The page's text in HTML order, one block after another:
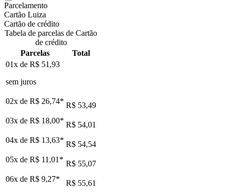
Parcelamento
Cartão Luiza
Cartão de crédito
Tabela de parcelas de Cartão
de crédito
Parcelas
Total
01x de R$ 51,93
sem juros
02x de R$ 26,74* R$ 53,49
03x de R$ 18,00* R$ 54,01
04x de R$ 13,63* R$ 54,54
05x de R$ 11,01 * R$ 55,07
06x de R$ 9,27*
R$ 55,61